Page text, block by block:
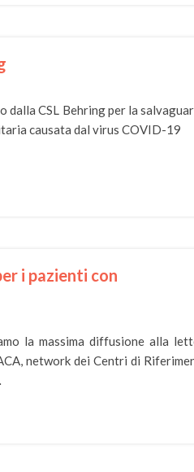
CSL Behring per la
causata dal virus COVID-19
i pazienti con
la massima diffusione alla
network dei Centri di